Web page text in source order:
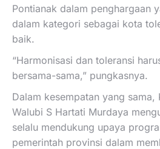
Pontianak dalam penghargaan
dalam kategori sebagai kota
baik.
“Harmonisasi dan toleransi
bersama-sama,” pungkasnya.
Dalam kesempatan yang sama,
Walubi S Hartati Murdaya
selalu mendukung upaya
pemerintah provinsi dalam